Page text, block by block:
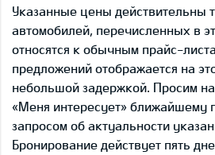
Указанные цены действительны
автомобилей, перечисленных в
относятся к обычным прайс-
предложений отображается на
небольшой задержкой. Просим
«Меня интересует» ближайшему
запросом об актуальности
Бронирование действует пять